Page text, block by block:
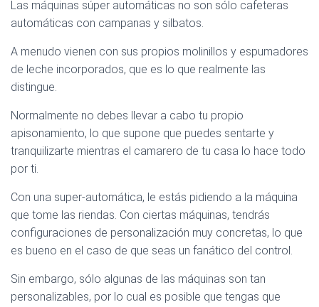
Las máquinas súper automáticas no son sólo cafeteras
automáticas con campanas y silbatos.
A menudo vienen con sus propios molinillos y espumadores
de leche incorporados, que es lo que realmente las
distingue.
Normalmente no debes llevar a cabo tu propio
apisonamiento, lo que supone que puedes sentarte y
tranquilizarte mientras el camarero de tu casa lo hace todo
por ti.
Con una super-automática, le estás pidiendo a la máquina
que tome las riendas. Con ciertas máquinas, tendrás
configuraciones de personalización muy concretas, lo que
es bueno en el caso de que seas un fanático del control.
Sin embargo, sólo algunas de las máquinas son tan
personalizables, por lo cual es posible que tengas que